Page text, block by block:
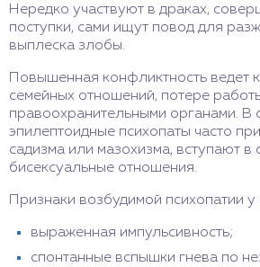
Нередко участвуют в драках,
поступки, сами ищут повод для
выплеска злобы.
Повышенная конфликтность ведет
семейных отношений, потере
правоохранительными органами. В
эпилептоидные психопаты часто
садизма или мазохизма, вступают
бисексуальные отношения.
Признаки возбудимой психопатии у
выраженная импульсивность;
спонтанные вспышки гнева по